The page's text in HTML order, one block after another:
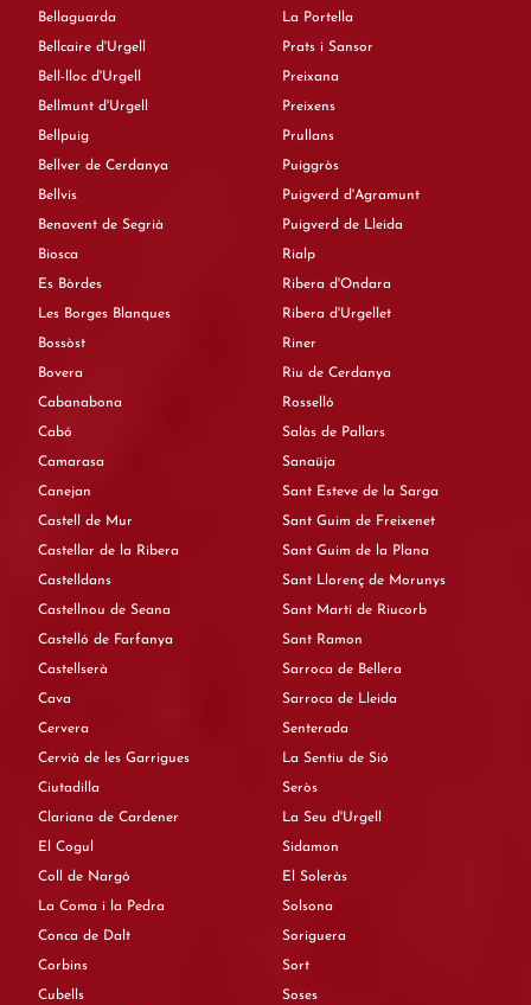
Bellaguarda
Bellcaire d'Urgell
Bell-lloc d'Urgell
Bellmunt d'Urgell
Bellpuig
Bellver de Cerdanya
Bellvís
Benavent de Segrià
Biosca
Es Bòrdes
Les Borges Blanques
Bossòst
Bovera
Cabanabona
Cabó
Camarasa
Canejan
Castell de Mur
Castellar de la Ribera
Castelldans
Castellnou de Seana
Castelló de Farfanya
Castellserà
Cava
Cervera
Cervià de les Garrigues
Ciutadilla
Clariana de Cardener
El Cogul
Coll de Nargó
La Coma i la Pedra
Conca de Dalt
Corbins
Cubells
La Portella
Prats i Sansor
Preixana
Preixens
Prullans
Puiggròs
Puigverd d'Agramunt
Puigverd de Lleida
Rialp
Ribera d'Ondara
Ribera d'Urgellet
Riner
Riu de Cerdanya
Rosselló
Salàs de Pallars
Sanaüja
Sant Esteve de la Sarga
Sant Guim de Freixenet
Sant Guim de la Plana
Sant Llorenç de Morunys
Sant Martí de Riucorb
Sant Ramon
Sarroca de Bellera
Sarroca de Lleida
Senterada
La Sentiu de Sió
Seròs
La Seu d'Urgell
Sidamon
El Soleràs
Solsona
Soriguera
Sort
Soses